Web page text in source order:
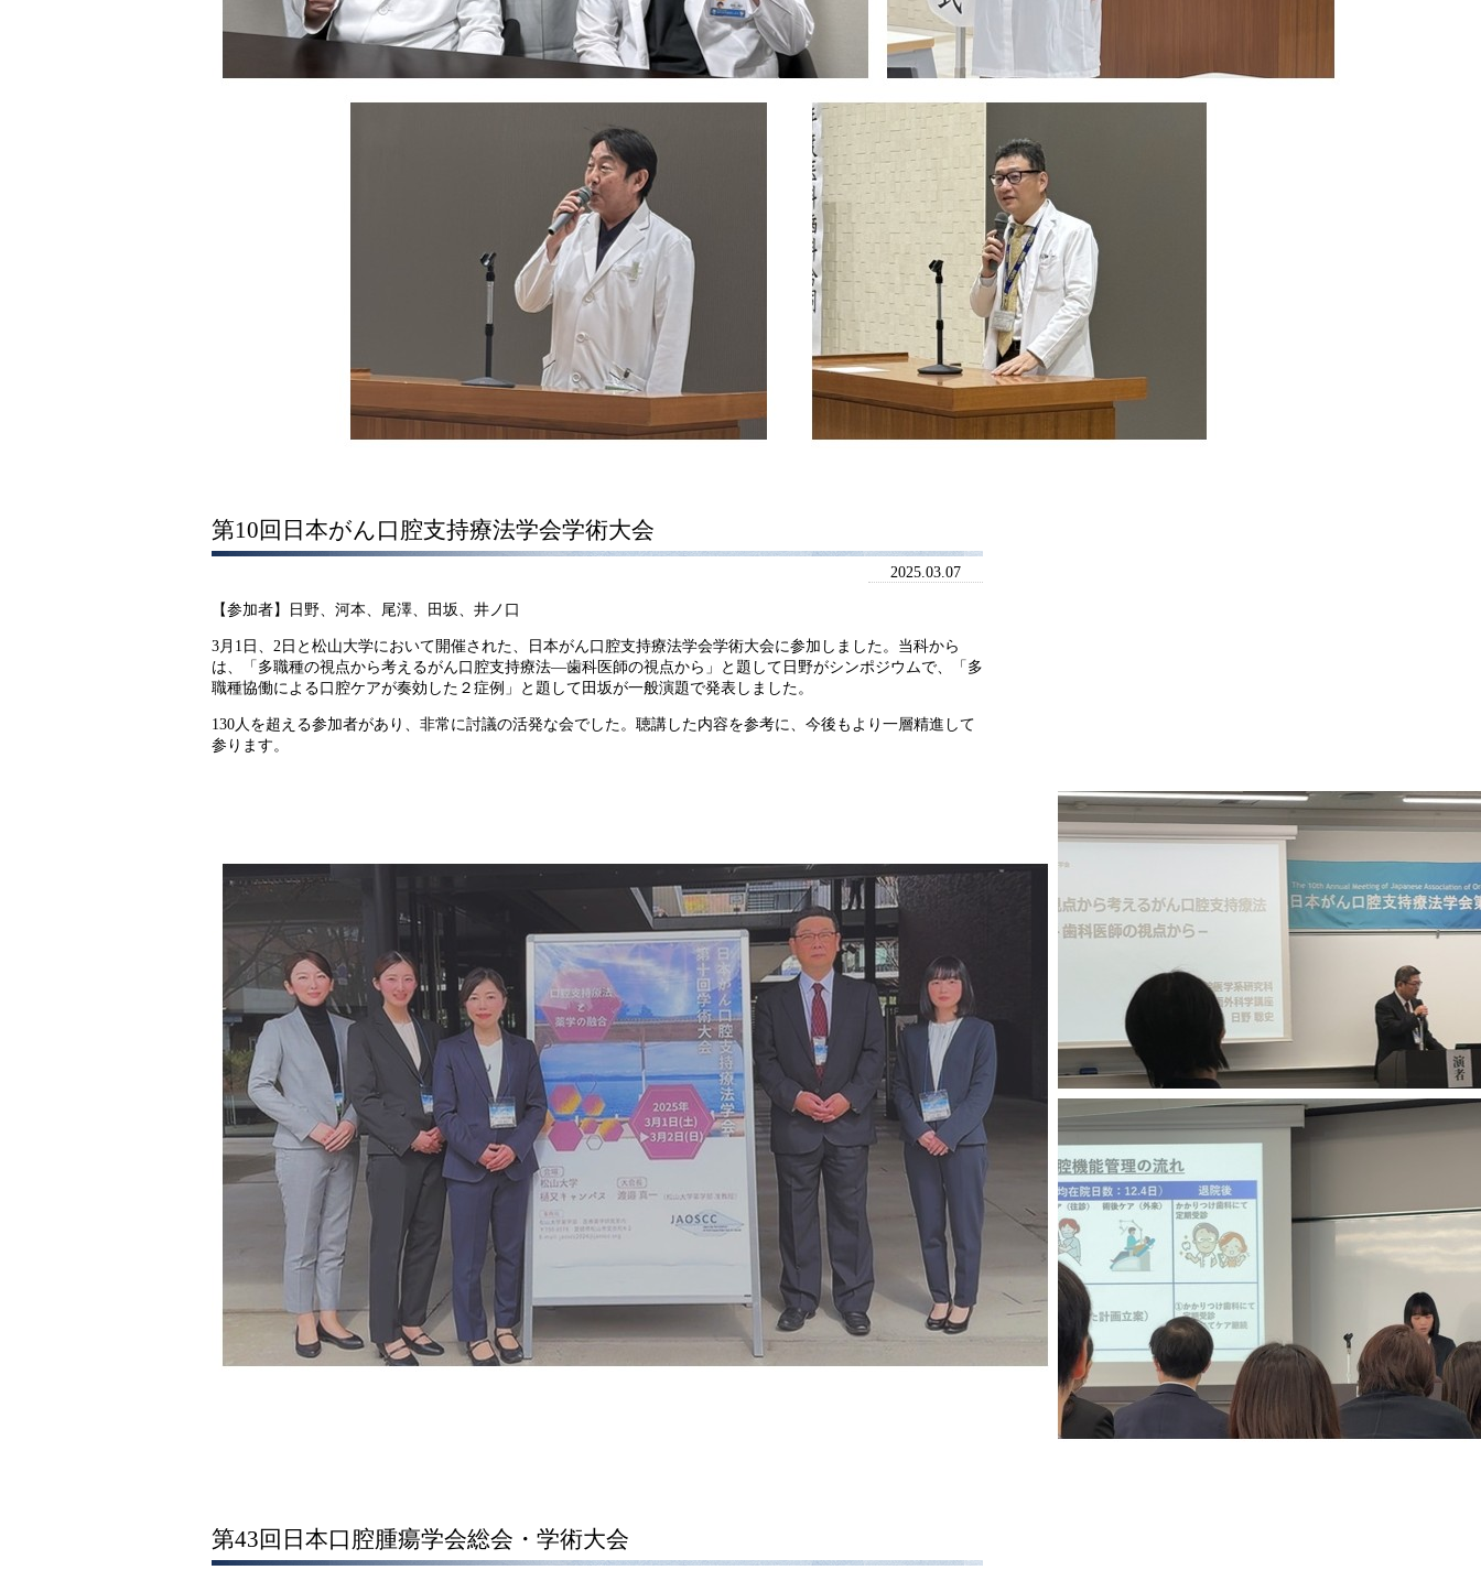
第10回日本がん口腔支持療法学会学術大会
2025.03.07
【参加者】日野、河本、尾澤、田坂、井ノ口
3月1日、2日と松山大学において開催された、日本がん口腔支持療法学会学術大会に参加しました。当科から
は、「多職種の視点から考えるがん口腔支持療法―歯科医師の視点から」と題して日野がシンポジウムで、「多
職種協働による口腔ケアが奏効した２症例」と題して田坂が一般演題で発表しました。
130人を超える参加者があり、非常に討議の活発な会でした。聴講した内容を参考に、今後もより一層精進して
参ります。
第43回日本口腔腫瘍学会総会・学術大会